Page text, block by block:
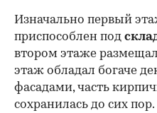
Изначально первый
приспособлен под
втором этаже
этаж обладал богаче
фасадами, часть
сохранилась до сих пор.